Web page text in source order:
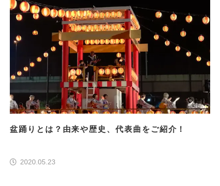
盆踊りとは？由来や歴史、代表曲をご紹介！
2020.05.23